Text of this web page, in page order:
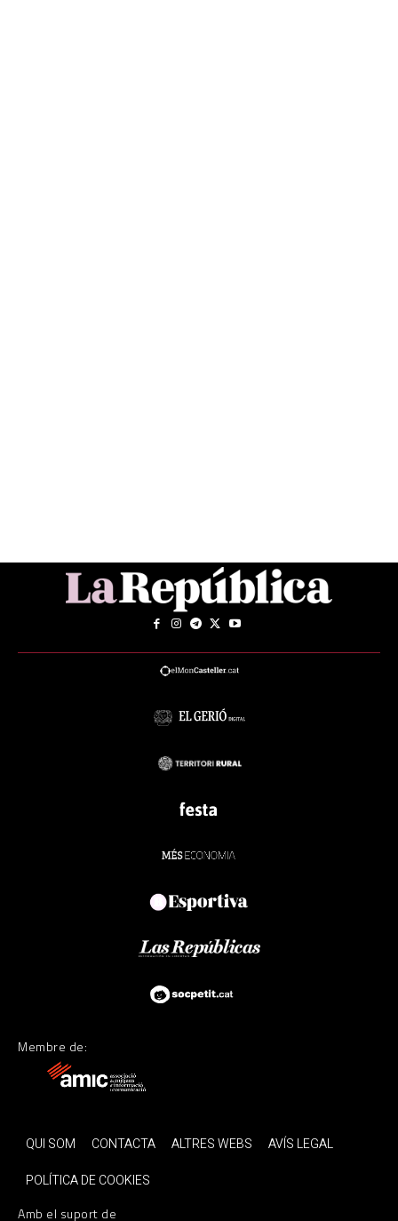
Membre de:
QUI SOM CONTACTA ALTRES WEBS
AVÍS LEGAL
POLÍTICA DE COOKIES
Amb el suport de